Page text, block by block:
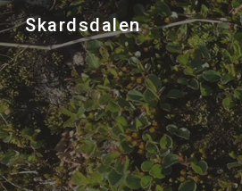
Skardsdalen